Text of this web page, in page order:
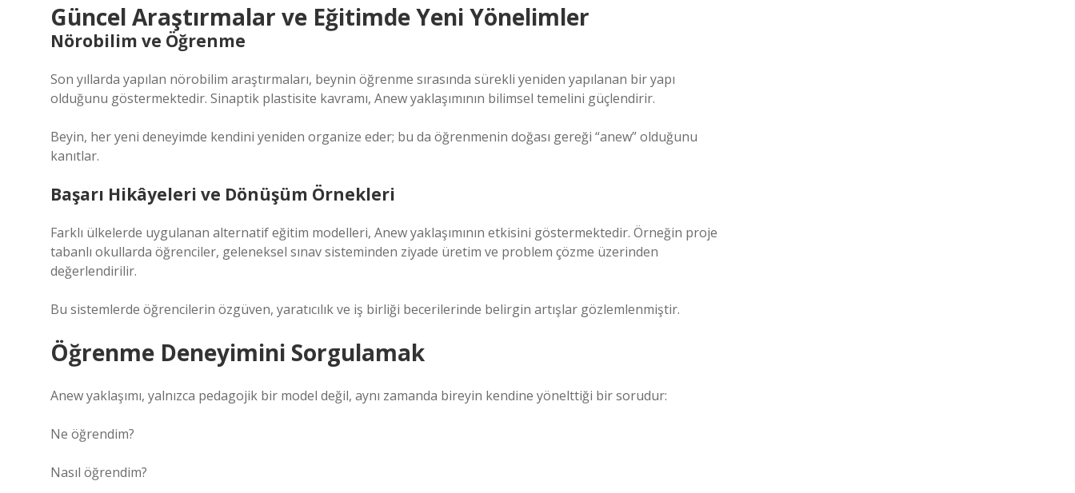
Güncel Araştırmalar ve Eğitimde Yeni Yönelimler
Nörobilim ve Öğrenme
Son yıllarda yapılan nörobilim araştırmaları, beynin öğrenme sırasında sürekli yeniden yapılanan bir yapı
olduğunu göstermektedir. Sinaptik plastisite kavramı, Anew yaklaşımının bilimsel temelini güçlendirir.
Beyin, her yeni deneyimde kendini yeniden organize eder; bu da öğrenmenin doğası gereği “anew” olduğunu
kanıtlar.
Başarı Hikâyeleri ve Dönüşüm Örnekleri
Farklı ülkelerde uygulanan alternatif eğitim modelleri, Anew yaklaşımının etkisini göstermektedir. Örneğin proje
tabanlı okullarda öğrenciler, geleneksel sınav sisteminden ziyade üretim ve problem çözme üzerinden
değerlendirilir.
Bu sistemlerde öğrencilerin özgüven, yaratıcılık ve iş birliği becerilerinde belirgin artışlar gözlemlenmiştir.
Öğrenme Deneyimini Sorgulamak
Anew yaklaşımı, yalnızca pedagojik bir model değil, aynı zamanda bireyin kendine yönelttiği bir sorudur:
Ne öğrendim?
Nasıl öğrendim?